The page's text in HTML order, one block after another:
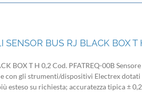
SENSOR BUS RJ BLACK BOX T
BOX T H 0,2 Cod. PFATREQ-00B
con gli strumenti/dispositivi Electrex dotati
esteso su richiesta; accuratezza tipica ±